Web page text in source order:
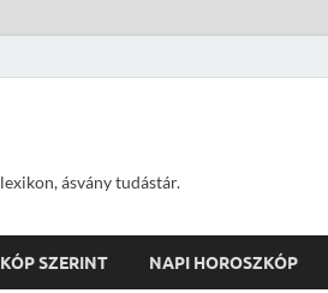
ásvány tudástár.
SZERINT NAPI HOROSZKÓP